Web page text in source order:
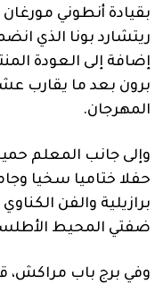
بقيادة أنطوني
ريتشارد بونا الذي
إضافة إلى العودة
برون بعد ما يقارب
المهرجان.
وإلى جانب المعلم
حفلا ختاميا سخيا
برازيلية والفن
ضفتي المحيط
وفي برج باب مراكش،